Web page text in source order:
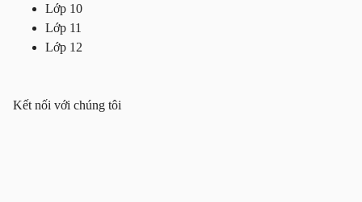
Lớp 10
Lớp 11
Lớp 12
Kết nối với chúng tôi